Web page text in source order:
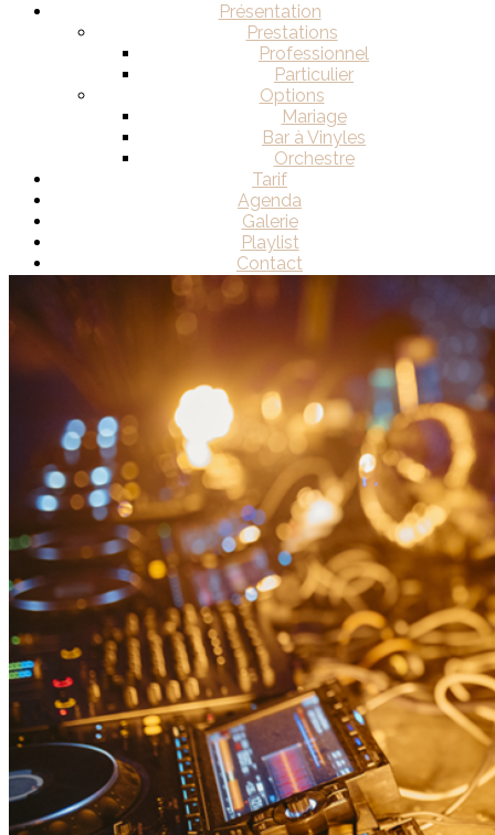
Présentation
Prestations
Professionnel
Particulier
Options
Mariage
Bar à Vinyles
Orchestre
Tarif
Agenda
Galerie
Playlist
Contact